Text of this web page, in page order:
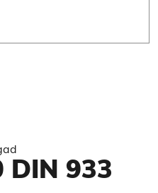
DIN 933